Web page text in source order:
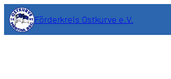
Zum
Inhalt
Förderkreis Ostkurve e.V.